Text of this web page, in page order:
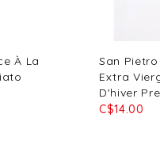
À La
San
Extra
D'hiver
C$14.00